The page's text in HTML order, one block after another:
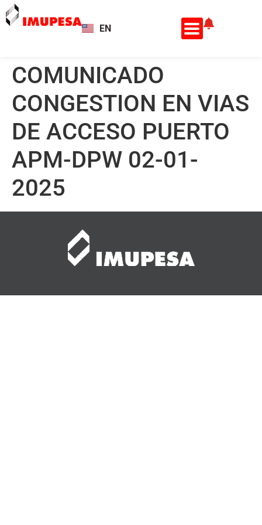
EN
ES
COMUNICADO
CONGESTION EN VIAS
DE ACCESO PUERTO
APM-DPW 02-01-
2025